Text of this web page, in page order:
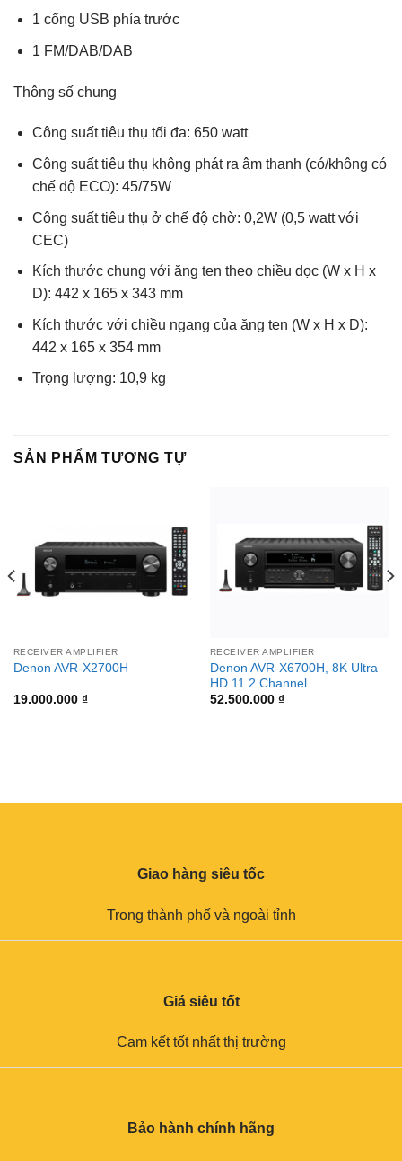
1 cổng USB phía trước
1 FM/DAB/DAB
Thông số chung
Công suất tiêu thụ tối đa: 650 watt
Công suất tiêu thụ không phát ra âm thanh (có/không có
chế độ ECO): 45/75W
Công suất tiêu thụ ở chế độ chờ: 0,2W (0,5 watt với
CEC)
Kích thước chung với ăng ten theo chiều dọc (W x H x
D): 442 x 165 x 343 mm
Kích thước với chiều ngang của ăng ten (W x H x D):
442 x 165 x 354 mm
Trọng lượng: 10,9 kg
SẢN PHẨM TƯƠNG TỰ
RECEIVER AMPLIFIER
Denon AVR-X2700H
19.000.000 ₫
RECEIVER AMPLIFIER
Denon AVR-X6700H, 8K Ultra
HD 11.2 Channel
52.500.000 ₫
Giao hàng siêu tốc
Trong thành phố và ngoài tỉnh
Giá siêu tốt
Cam kết tốt nhất thị trường
Bảo hành chính hãng